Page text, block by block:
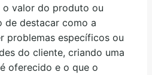
valor do produto ou
de destacar como a
problemas específicos ou
do cliente, criando uma
oferecido e o que o